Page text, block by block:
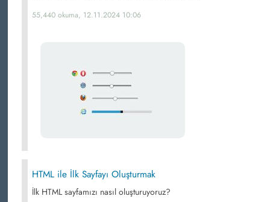
55,440 okuma, 12.11.2024 10:06
HTML ile İlk Sayfayı Oluşturmak
İlk HTML sayfamızı nasıl oluşturuyoruz?